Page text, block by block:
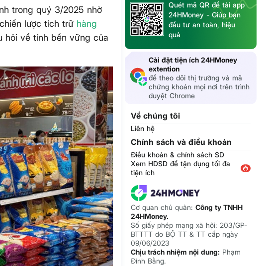
trong quý 3/2025 nhờ
lược tích trữ hàng
hỏi về tính bền vững của
Quét mã QR để tải app
24HMoney - Giúp bạn
đầu tư an toàn, hiệu
quả
Cài đặt tiện ích 24HMoney
extention
để theo dõi thị trường và mã
chứng khoán mọi nơi trên trình
duyệt Chrome
Về chúng tôi
Liên hệ
Chính sách và điều khoản
Điều khoản & chính sách SD
Xem HDSD để tận dụng tối đa
tiện ích
Cơ quan chủ quản:Công ty TNHH
24HMoney.
Số giấy phép mạng xã hội: 203/GP-
BTTTT do BỘ TT & TT cấp ngày
09/06/2023
Chịu trách nhiệm nội dung: Phạm
Đình Bằng.